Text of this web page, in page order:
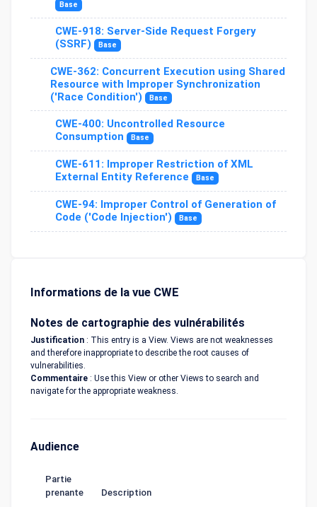
Base
CWE-918: Server-Side Request Forgery
(SSRF)
Base
CWE-362: Concurrent Execution using Shared
Resource with Improper Synchronization
('Race Condition')
Base
CWE-400: Uncontrolled Resource
Consumption
Base
CWE-611: Improper Restriction of XML
External Entity Reference
Base
CWE-94: Improper Control of Generation of
Code ('Code Injection')
Base
Informations de la vue CWE
Notes de cartographie des vulnérabilités
Justification : This entry is a View. Views are not weaknesses
and therefore inappropriate to describe the root causes of
vulnerabilities.
Commentaire : Use this View or other Views to search and
navigate for the appropriate weakness.
Audience
Partie
prenante
Description